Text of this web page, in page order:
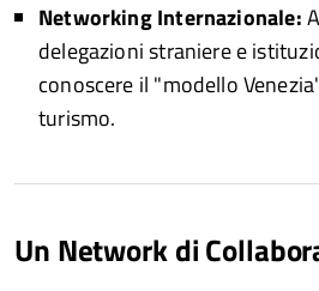
Networking Internazionale:
delegazioni straniere e
conoscere il "modello
turismo.
Un Network di